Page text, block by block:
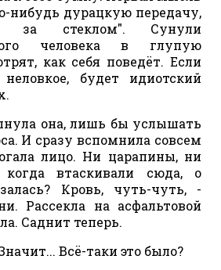
нибудь дурацкую передачу,
за стеклом". Сунули
человека в глупую
как себя поведёт. Если
будет идиотский
она, лишь бы услышать
И сразу вспомнила совсем
лицо. Ни царапины, ни
когда втаскивали сюда, о
Кровь, чуть-чуть, -
Рассекла на асфальтовой
Саднит теперь.
Всё-таки это было?